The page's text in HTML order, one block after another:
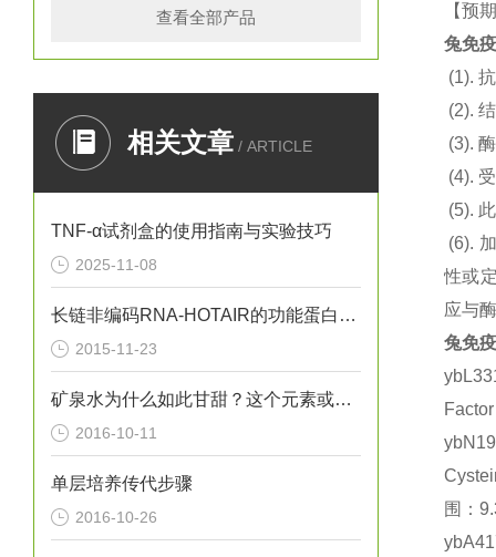
查看全部产品
相关文章 / ARTICLE
TNF-α试剂盒的使用指南与实验技巧
2025-11-08
长链非编码RNA-HOTAIR的功能蛋白质组学的研究
2015-11-23
矿泉水为什么如此甘甜？这个元素或许给出了答案
2016-10-11
单层培养传代步骤
2016-10-26
【预
兔免
(1).
(2).
(3).
(4).
(5).
(6).
性或
应与
兔免
围：